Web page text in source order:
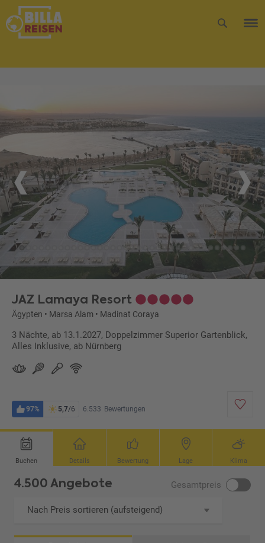
JAZ Lamaya Resort
Ägypten • Marsa Alam • Madinat Coraya
3 Nächte, ab 13.1.2027, Doppelzimmer Superior Gartenblick,
Alles Inklusive, ab Nürnberg
97% 5,7/6 6.533 Bewertungen
Buchen Details Bewertung Lage Klima
4.500 Angebote Gesamtpreis
Nach Preis sortieren (aufsteigend)